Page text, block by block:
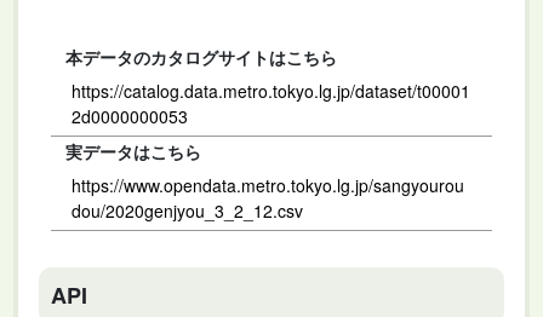
本データのカタログサイトはこちら
https://catalog.data.metro.tokyo.lg.jp/dataset/t00001
2d0000000053
実データはこちら
https://www.opendata.metro.tokyo.lg.jp/sangyourou
dou/2020genjyou_3_2_12.csv
API